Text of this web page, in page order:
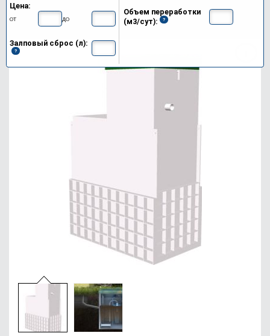
Цена:
от до
Объем переработки
(м3/сут):
Залповый сброс (л):
Обслуживание